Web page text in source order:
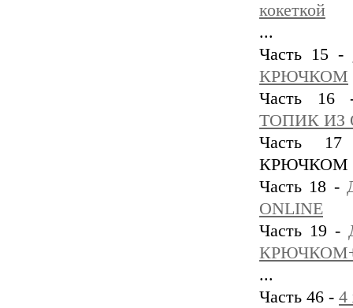
кокеткой
...
Часть 15 -
КРЮЧКОМ
Часть
ТОПИК ИЗ
Часть
КРЮЧКОМ
Часть 18 -
ONLINE
Часть 19 -
...
Часть 46 - 4